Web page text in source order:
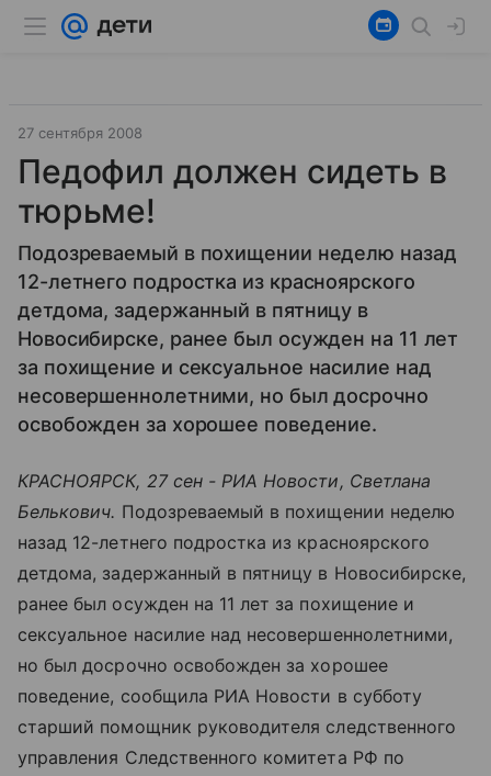
27 сентября 2008
Педофил должен сидеть в
тюрьме!
Подозреваемый в похищении неделю назад
12-летнего подростка из красноярского
детдома, задержанный в пятницу в
Новосибирске, ранее был осужден на 11 лет
за похищение и сексуальное насилие над
несовершеннолетними, но был досрочно
освобожден за хорошее поведение.
КРАСНОЯРСК, 27 сен - РИА Новости, Cветлана
Белькович. Подозреваемый в похищении неделю
назад 12-летнего подростка из красноярского
детдома, задержанный в пятницу в Новосибирске,
ранее был осужден на 11 лет за похищение и
сексуальное насилие над несовершеннолетними,
но был досрочно освобожден за хорошее
поведение, сообщила РИА Новости в субботу
старший помощник руководителя следственного
управления Следственного комитета РФ по